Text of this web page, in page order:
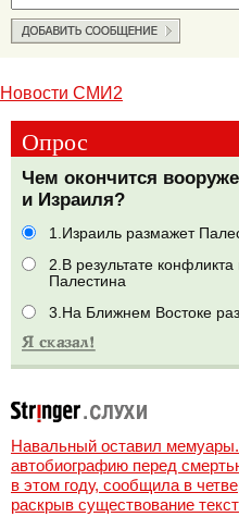
Новости СМИ2
Опрос
Чем окончится
и Израиля?
1.Израиль размажет
2.В результате конфликта
Палестина
3.На Ближнем Востоке
Навальный оставил
автобиографию перед
в этом году, сообщила в
раскрыв существование